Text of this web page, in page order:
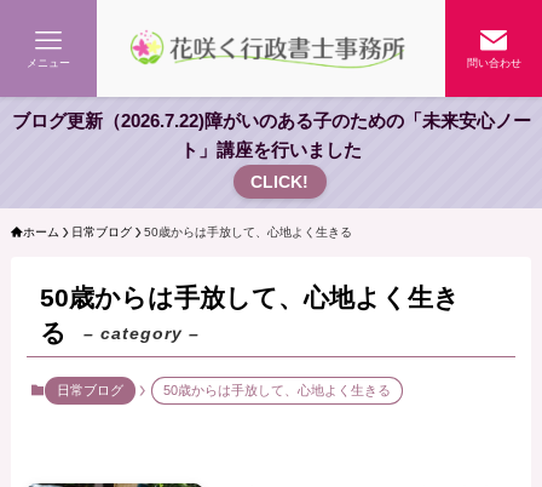
問い合わせ
メニュー
ブログ更新（2026.7.22)障がいのある子のための「未来安心ノー
ト」講座を行いました
CLICK!
ホーム 日常ブログ 50歳からは手放して、心地よく生きる
50歳からは手放して、心地よく生き
る
– category –
日常ブログ 50歳からは手放して、心地よく生きる